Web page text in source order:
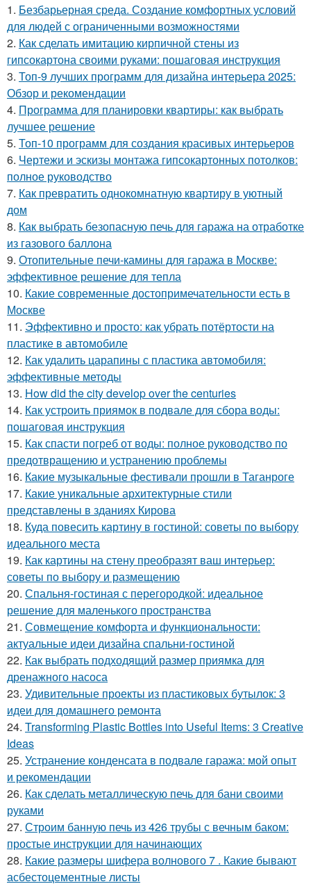
1. Безбарьерная среда. Создание комфортных условий
для людей с ограниченными возможностями
2. Как сделать имитацию кирпичной стены из
гипсокартона своими руками: пошаговая инструкция
3. Топ-9 лучших программ для дизайна интерьера 2025:
Обзор и рекомендации
4. Программа для планировки квартиры: как выбрать
лучшее решение
5. Топ-10 программ для создания красивых интерьеров
6. Чертежи и эскизы монтажа гипсокартонных потолков:
полное руководство
7. Как превратить однокомнатную квартиру в уютный
дом
8. Как выбрать безопасную печь для гаража на отработке
из газового баллона
9. Отопительные печи-камины для гаража в Москве:
эффективное решение для тепла
10. Какие современные достопримечательности есть в
Москве
11. Эффективно и просто: как убрать потёртости на
пластике в автомобиле
12. Как удалить царапины с пластика автомобиля:
эффективные методы
13. How did the city develop over the centuries
14. Как устроить приямок в подвале для сбора воды:
пошаговая инструкция
15. Как спасти погреб от воды: полное руководство по
предотвращению и устранению проблемы
16. Какие музыкальные фестивали прошли в Таганроге
17. Какие уникальные архитектурные стили
представлены в зданиях Кирова
18. Куда повесить картину в гостиной: советы по выбору
идеального места
19. Как картины на стену преобразят ваш интерьер:
советы по выбору и размещению
20. Спальня-гостиная с перегородкой: идеальное
решение для маленького пространства
21. Совмещение комфорта и функциональности:
актуальные идеи дизайна спальни-гостиной
22. Как выбрать подходящий размер приямка для
дренажного насоса
23. Удивительные проекты из пластиковых бутылок: 3
идеи для домашнего ремонта
24. Transforming Plastic Bottles into Useful Items: 3 Creative
Ideas
25. Устранение конденсата в подвале гаража: мой опыт
и рекомендации
26. Как сделать металлическую печь для бани своими
руками
27. Строим банную печь из 426 трубы с вечным баком:
простые инструкции для начинающих
28. Какие размеры шифера волнового 7 . Какие бывают
асбестоцементные листы